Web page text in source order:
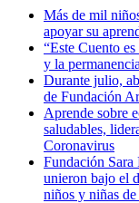
Más de mil
apoyar su
“Este Cuento
y la
Durante julio,
de Fundación
Aprende sobre
saludables,
Coronavirus
Fundación Sara
unieron bajo el
niños y niñas